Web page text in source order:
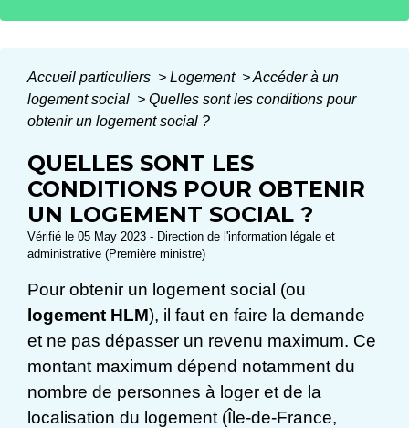
Accueil particuliers > Logement >Accéder à un
logement social > Quelles sont les conditions pour
obtenir un logement social ?
QUELLES SONT LES
CONDITIONS POUR OBTENIR
UN LOGEMENT SOCIAL ?
Vérifié le 05 May 2023 - Direction de l'information légale et
administrative (Première ministre)
Pour obtenir un logement social (ou
logement HLM), il faut en faire la demande
et ne pas dépasser un revenu maximum. Ce
montant maximum dépend notamment du
nombre de personnes à loger et de la
localisation du logement (Île-de-France,